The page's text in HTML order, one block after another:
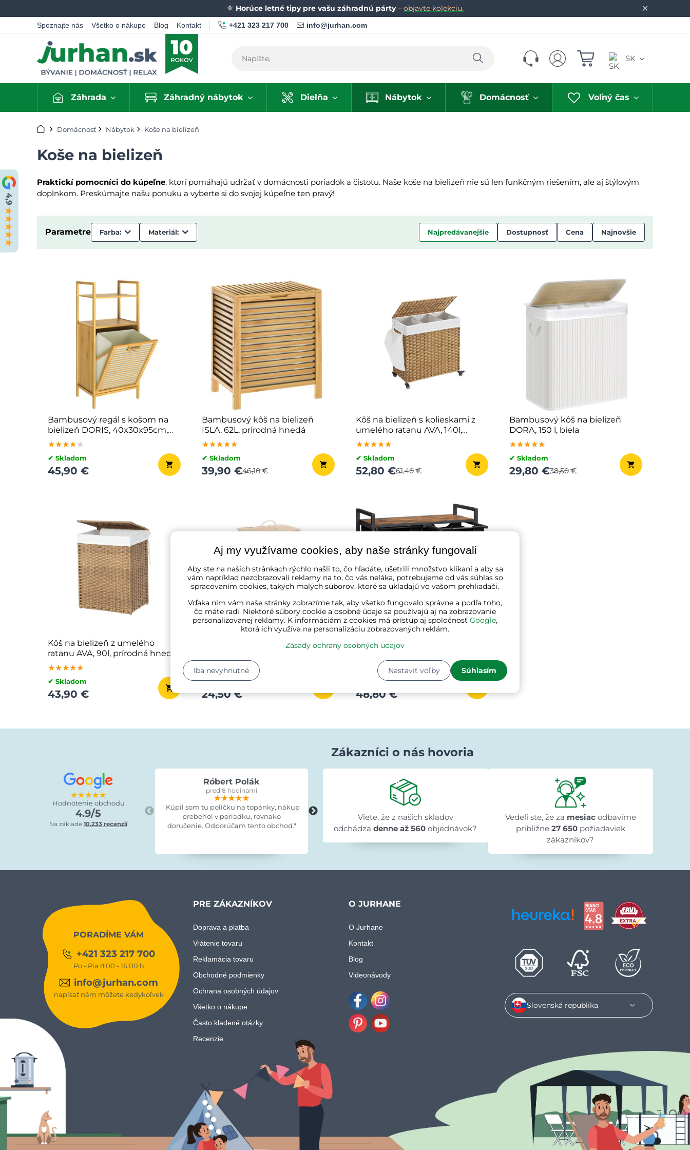
✕
🌞 Horúce letné tipy pre vašu záhradnú párty– objavte kolekciu.
Spoznajte nás Všetko o nákupe Blog Kontakt +421 323 217 700 info@jurhan.com
Hľadať SK
Záhrada Záhradný nábytok Dielňa Nábytok Domácnosť Voľný čas
Úvod Domácnosť Nábytok Koše na bielizeň
Koše na bielizeň
Praktickí pomocníci do kúpeľne, ktorí pomáhajú udržať v domácnosti poriadok a čistotu. Naše koše na bielizeň nie sú len funkčným riešením, ale aj štýlovým
doplnkom. Preskúmajte našu ponuku a vyberte si do svojej kúpeľne ten pravý!
Parametre Farba: Materiál: Najpredávanejšie Dostupnosť Cena Najnovšie
Bambusový regál s košom na
bielizeň DORIS, 40x30x95cm,
hnedá/krémová
★★★★★
★★★★★
★★★★★
✔ Skladom
45,90 €
Bambusový kôš na bielizeň
ISLA, 62L, prírodná hnedá
★★★★★
★★★★★
★★★★★
✔ Skladom
39,90 €46,10 €
Kôš na bielizeň s kolieskami z
umelého ratanu AVA, 140l,
prírodná hnedá
★★★★★
★★★★★
★★★★★
✔ Skladom
52,80 €61,40 €
Bambusový kôš na bielizeň
DORA, 150 l, biela
★★★★★
★★★★★
★★★★★
✔ Skladom
29,80 €38,50 €
Kôš na bielizeň z umelého
ratanu AVA, 90l, prírodná hnedá
★★★★★
★★★★★
★★★★★
✔ Skladom
43,90 €
Bambusový kôš na bielizeň
★★★★★
★★★★★
★★★★★
✔ Skladom
24,50 €
Kôš na bielizeň s policou
✔ Skladom
48,80 €
★★★★★
Hodnotenie obchodu
4.9/5
Na základe 10.233 recenzií
Zákazníci o nás hovoria
Róbert Polák
pred 8 hodinami
★★★★★
★★★★★
★★★★★
"Kúpil som tu poličku na topánky, nákup
prebehol v poriadku, rovnako
doručenie. Odporúčam tento obchod."
Lenka Bujňáčková
pred 15 hodinami
★★★★★
★★★★★
★★★★★
"Skvelé, tovar doručený včas, výrobok
zodpovedá fotografiám, montážny
návod prehľadný a všetky diely
Lenka Beniaková
pred 1 dňom
★★★★★
★★★★★
★★★★★
"Objednali sme knižnicu do detskej izby,
objednávka bola vybavená rýchlo a tovar
je naozaj krásny. Ďakujeme"
Viete, že z našich skladov
odchádzadenne až 560 objednávok?
Vedeli ste, že za mesiac odbavíme
približne27 650požiadaviek
zákazníkov?
PORADÍME VÁM
+421 323 217 700
Po - Pia 8:00 - 16:00 h
info@jurhan.com
napísať nám môžete kedykoľvek
PRE ZÁKAZNÍKOV
Doprava a platba
Vrátenie tovaru
Reklamácia tovaru
Obchodné podmienky
Ochrana osobných údajov
Všetko o nákupe
Často kladené otázky
Recenzie
O JURHANE
O Jurhane
Kontakt
Blog
Videonávody
FacebookInstagram
Slovenská republika
Aj my využívame cookies, aby naše stránky fungovali
Aby ste na našich stránkach rýchlo našli to, čo hľadáte, ušetrili množstvo klikaní a aby sa
vám napríklad nezobrazovali reklamy na to, čo vás neláka, potrebujeme od vás súhlas so
spracovaním cookies, takých malých súborov, ktoré sa ukladajú vo vašom prehliadači.
Vďaka nim vám naše stránky zobrazíme tak, aby všetko fungovalo správne a podľa toho,
čo máte radi. Niektoré súbory cookie a osobné údaje sa používajú aj na zobrazovanie
personalizovanej reklamy. K informáciám z cookies má prístup aj spoločnosť Google,
ktorá ich využíva na personalizáciu zobrazovaných reklám.
Zásady ochrany osobných údajov
Nastaviť voľby Súhlasím
Iba nevyhnutné